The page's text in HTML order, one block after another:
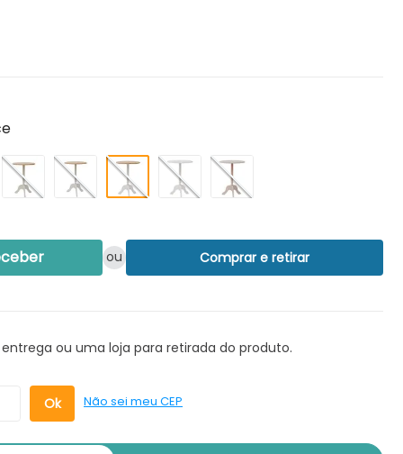
ou Comprar e retirar
ou uma loja para retirada do produto.
Não sei meu CEP